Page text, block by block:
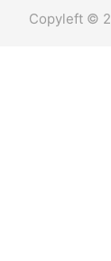
Copyleft ©